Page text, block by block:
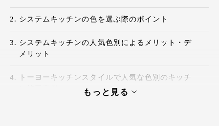
システムキッチンの色を選ぶ際のポイント
システムキッチンの人気色別によるメリット・デ
メリット
トーヨーキッチンスタイルで人気な色別のキッチ
もっと見る